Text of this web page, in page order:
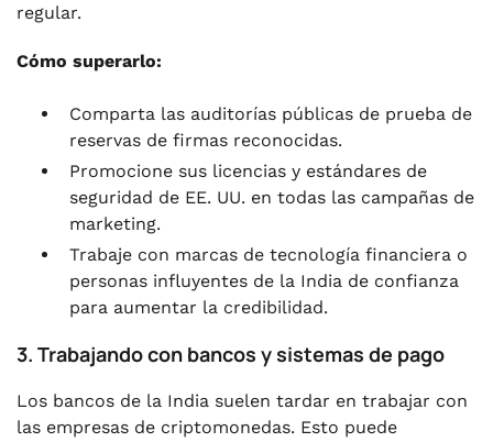
regular.
Cómo superarlo:
Comparta las auditorías públicas de prueba de
reservas de firmas reconocidas.
Promocione sus licencias y estándares de
seguridad de EE. UU. en todas las campañas de
marketing.
Trabaje con marcas de tecnología financiera o
personas influyentes de la India de confianza
para aumentar la credibilidad.
3. Trabajando con bancos y sistemas de pago
Los bancos de la India suelen tardar en trabajar con
las empresas de criptomonedas. Esto puede